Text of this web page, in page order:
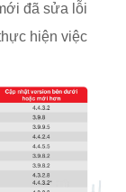
đã sửa lỗi
hiện việc